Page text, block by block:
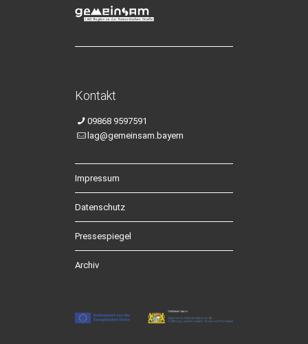
Kontakt
09868 9597591
lag@gemeinsam.bayern
Impressum
Datenschutz
Pressespiegel
Archiv